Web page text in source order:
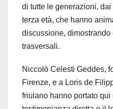
di tutte le generazioni,
terza età, che hanno
discussione,
trasversali.
Niccolò Celesti Geddes,
Firenze, e a Loris de
friulano hanno portato